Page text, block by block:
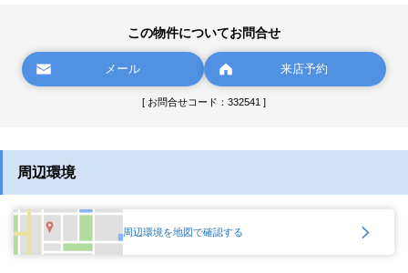
この物件についてお問合せ
メール 来店予約
[ お問合せコード：332541 ]
周辺環境
周辺環境を地図で確認する